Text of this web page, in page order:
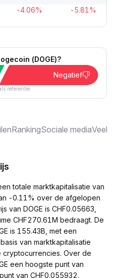
-4.06% -5.81%
(DOGE)?
Negatief
referentie.
RankingSociale media
totale marktkapitalisatie van
-0.11% over de afgelopen
van DOGE is CHF0.05663,
CHF270.61M bedraagt. De
is 155.43B, met een
van marktkapitalisatie
cryptocurrencies. Over de
een hoogste punt van
van CHF0.055932.